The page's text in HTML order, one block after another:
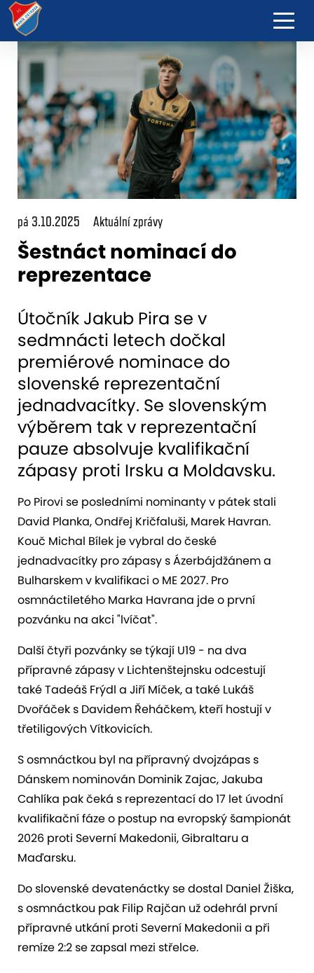
pá 3.10.2025 Aktuální zprávy
Šestnáct nominací do
reprezentace
Útočník Jakub Pira se v
sedmnácti letech dočkal
premiérové nominace do
slovenské reprezentační
jednadvacítky. Se slovenským
výběrem tak v reprezentační
pauze absolvuje kvalifikační
zápasy proti Irsku a Moldavsku.
Po Pirovi se posledními nominanty v pátek stali
David Planka, Ondřej Kričfaluši, Marek Havran.
Kouč Michal Bílek je vybral do české
jednadvacítky pro zápasy s Ázerbájdžánem a
Bulharskem v kvalifikaci o ME 2027. Pro
osmnáctiletého Marka Havrana jde o první
pozvánku na akci "lvíčat".
Další čtyři pozvánky se týkají U19 - na dva
přípravné zápasy v Lichtenštejnsku odcestují
také Tadeáš Frýdl a Jiří Míček, a také Lukáš
Dvořáček s Davidem Řeháčkem, kteří hostují v
třetiligových Vítkovicích.
S osmnáctkou byl na přípravný dvojzápas s
Dánskem nominován Dominik Zajac, Jakuba
Cahlíka pak čeká s reprezentací do 17 let úvodní
kvalifikační fáze o postup na evropský šampionát
2026 proti Severní Makedonii, Gibraltaru a
Maďarsku.
Do slovenské devatenáctky se dostal Daniel Žiška,
s osmnáctkou pak Filip Rajčan už odehrál první
přípravné utkání proti Severní Makedonii a při
remíze 2:2 se zapsal mezi střelce.